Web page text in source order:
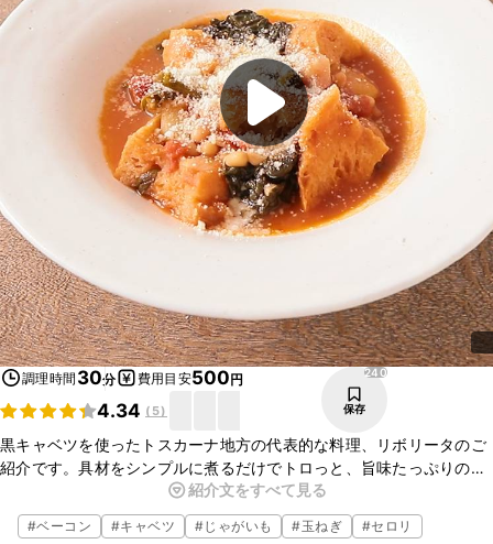
調理時間 30分 費用目安500円
4.34 ( 5)
240
保存
黒キャベツを使ったトスカーナ地方の代表的な料理、リボリータのご
紹介です。具材をシンプルに煮るだけでトロっと、旨味たっぷりの
スープになりますよ。スープが染みたパンがとてもおいしく、食べご
たえ十分な一品です。
紹介文をすべて見る
#ベーコン #キャベツ #じゃがいも #玉ねぎ #セロリ